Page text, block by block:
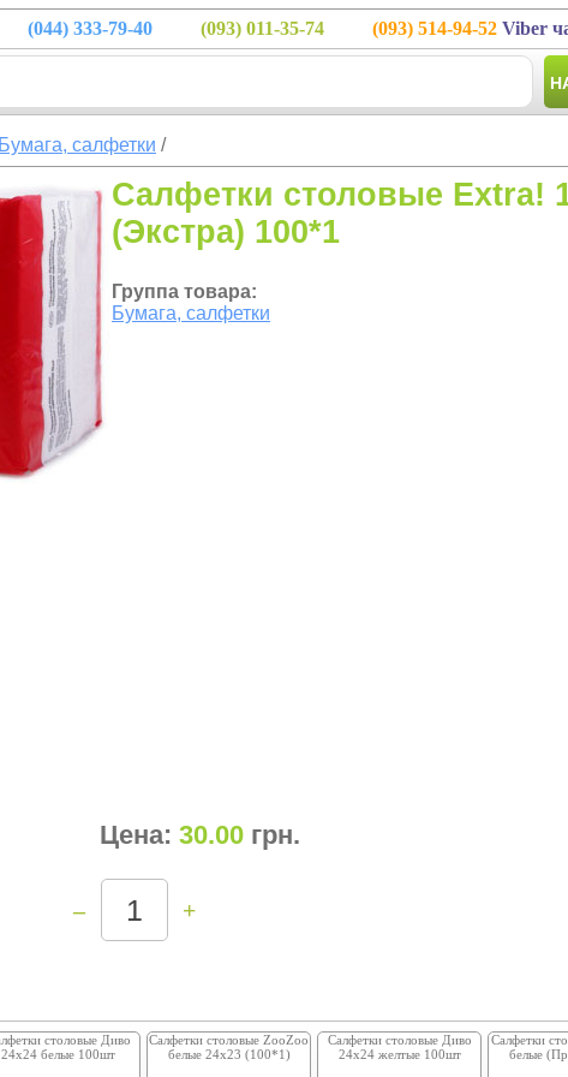
(044) 333-79-40 (093) 011-35-74 (093) 514-94-52 Viber
Бумага, салфетки /
Салфетки столовые Extra!
(Экстра) 100*1
Группа товара:
Бумага, салфетки
Цена: 30.00 грн.
– +
столовые Диво
24х24 белые 100шт
Салфетки столовые ZooZoo
белые 24x23 (100*1)
Салфетки столовые Диво
24х24 желтые 100шт
Салфетки
белые